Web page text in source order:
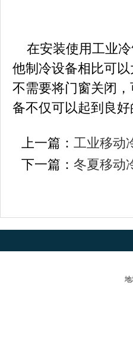
在安装使用工业
他制冷设备相比可
不需要将门窗关闭
备不仅可以起到良
上一篇： 工业移动
下一篇： 冬夏移动
地